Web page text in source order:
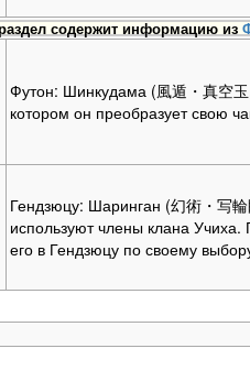
содержит информацию из
Футон: Шинкудама (風遁・真空
котором он преобразует свою
Гендзюцу: Шаринган (幻術・写
используют члены клана Учиха.
его в Гендзюцу по своему